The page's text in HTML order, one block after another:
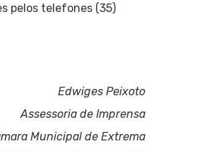
pelos telefones (35)
Edwiges Peixoto
Assessoria de Imprensa
Municipal de Extrema